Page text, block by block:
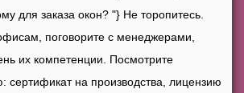
для заказа окон? "} Не торопитесь.
поговорите с менеджерами,
их компетенции. Посмотрите
сертификат на производства, лицензию